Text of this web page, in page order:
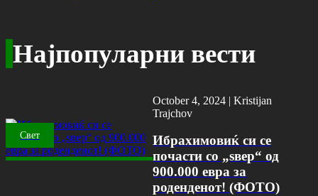
Најпопуларни вести
Свет
October 4, 2024 |Kristijan
Trajchov
Ибрахимовиќ си се
почасти со „ѕвер“ од
900.000 евра за
роденденот! (ФОТО)